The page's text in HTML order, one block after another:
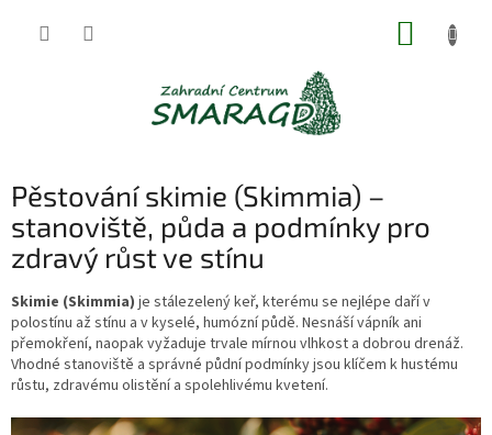
Pěstování skimie (Skimmia) –
stanoviště, půda a podmínky pro
zdravý růst ve stínu
Skimie (Skimmia) je stálezelený keř, kterému se nejlépe daří v
polostínu až stínu a v kyselé, humózní půdě. Nesnáší vápník ani
přemokření, naopak vyžaduje trvale mírnou vlhkost a dobrou drenáž.
Vhodné stanoviště a správné půdní podmínky jsou klíčem k hustému
růstu, zdravému olistění a spolehlivému kvetení.